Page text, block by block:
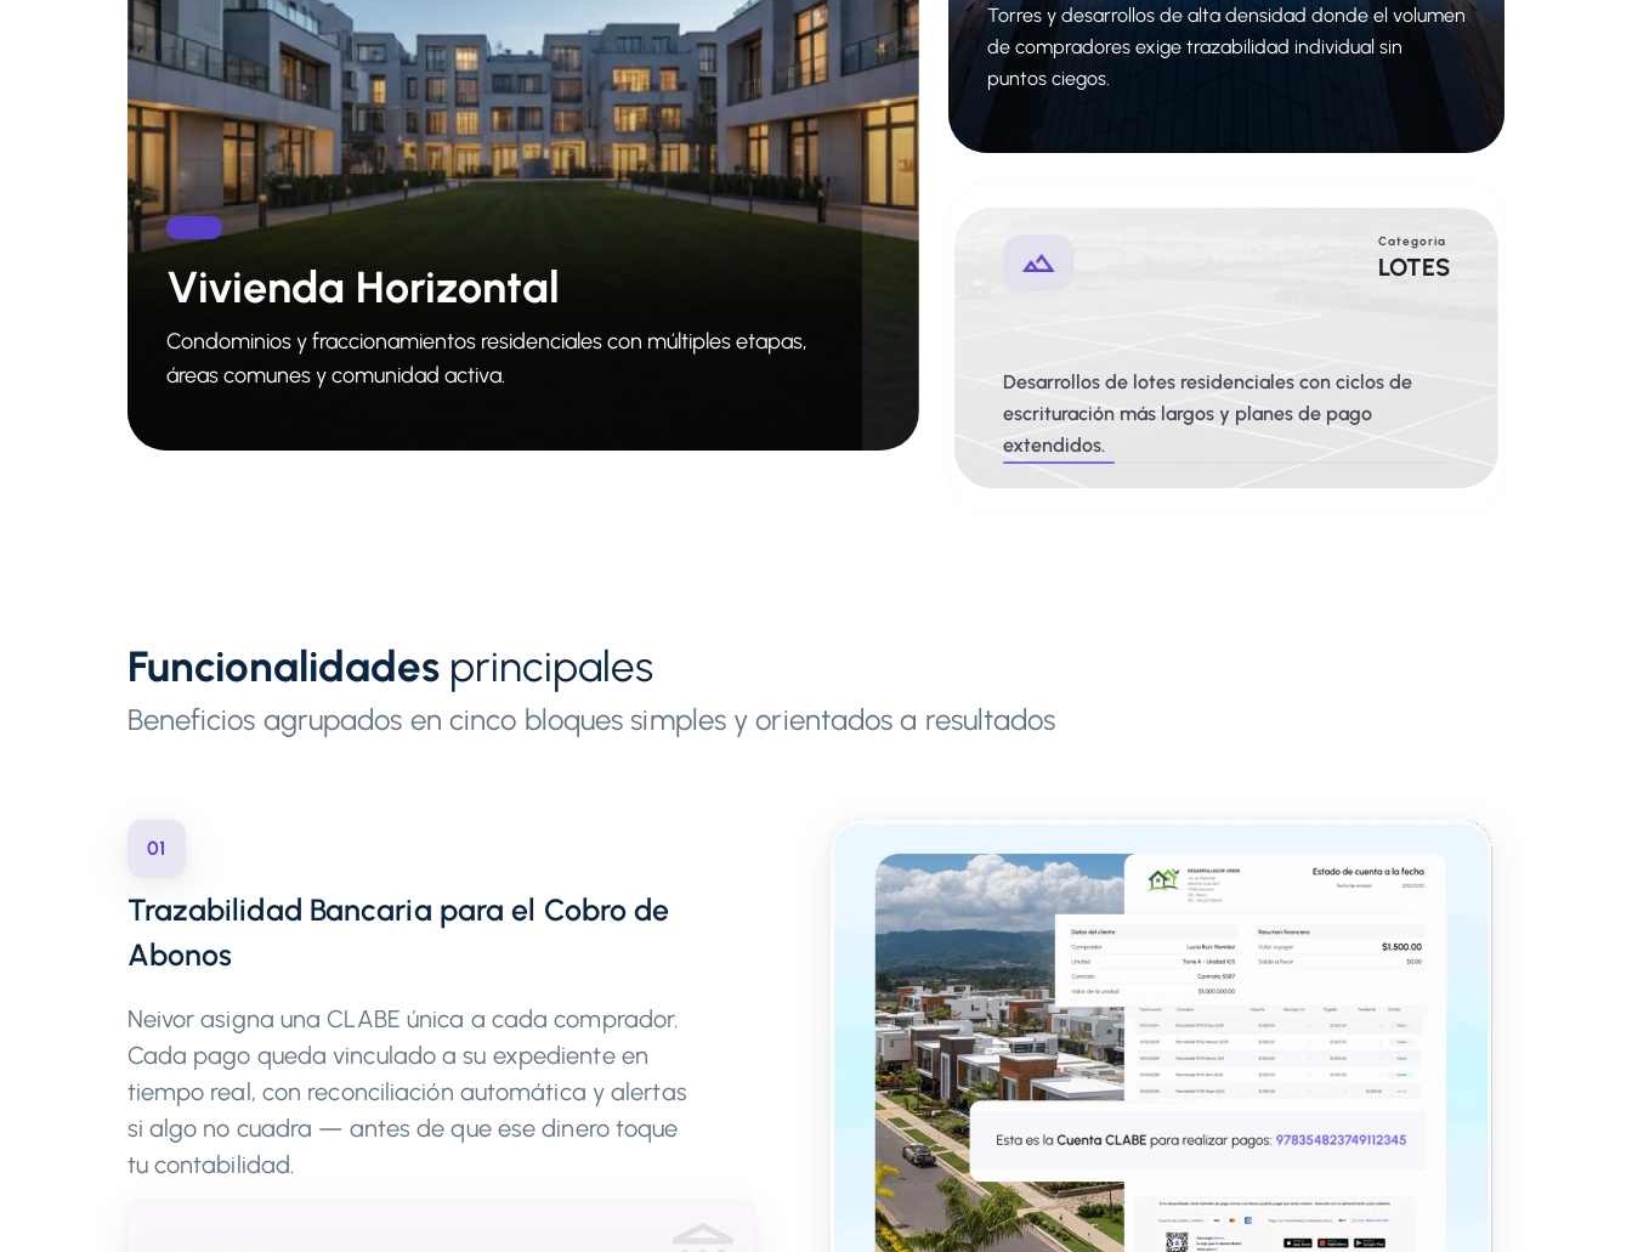
Vivienda Horizontal
Condominios y fraccionamientos residenciales con múltiples etapas,
áreas comunes y comunidad activa.
Torres y desarrollos de alta densidad donde el volumen
de compradores exige trazabilidad individual sin
puntos ciegos.
Categoria
LOTES
Desarrollos de lotes residenciales con ciclos de
escrituración más largos y planes de pago
extendidos.
Funcionalidadesprincipales
Beneficios agrupados en cinco bloques simples y orientados a resultados
01
Trazabilidad Bancaria para el Cobro de
Abonos
Neivor asigna una CLABE única a cada comprador.
Cada pago queda vinculado a su expediente en
tiempo real, con reconciliación automática y alertas
si algo no cuadra — antes de que ese dinero toque
tu contabilidad.